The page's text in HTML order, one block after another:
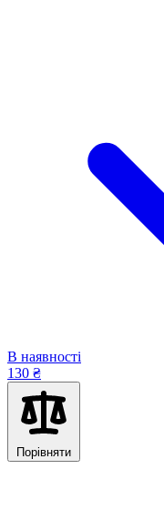
В наявності
130 ₴
Порівняти